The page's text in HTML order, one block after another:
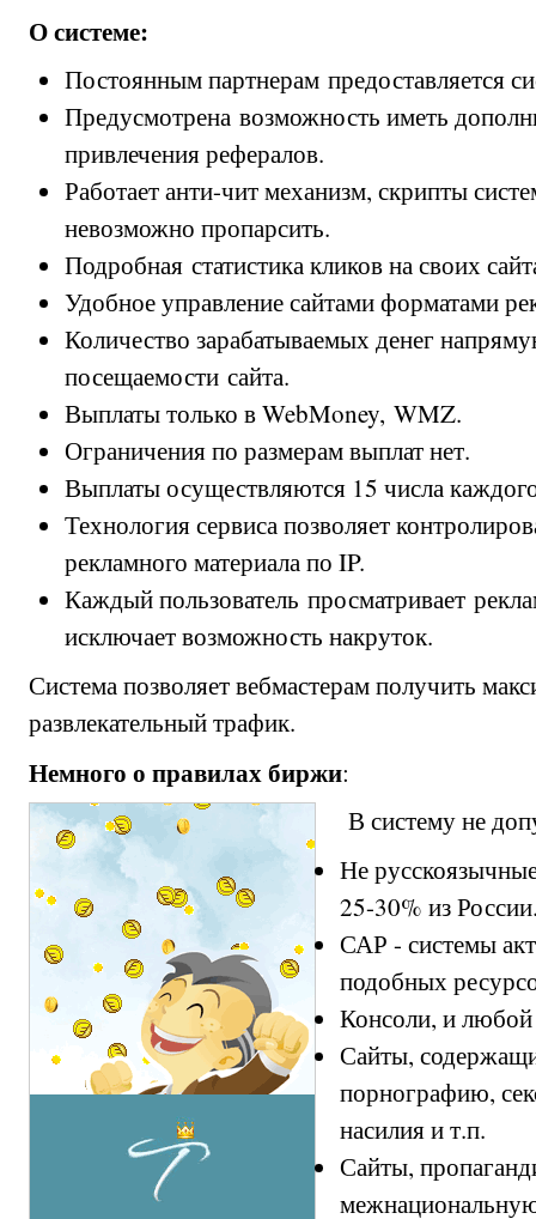
О системе:
Постоянным партнерам предоставляется
Предусмотрена возможность иметь
привлечения рефералов.
Работает анти-чит механизм, скрипты
невозможно пропарсить.
Подробная статистика кликов на своих
Удобное управление сайтами форматами
Количество зарабатываемых денег
посещаемости сайта.
Выплаты только в WebMoney, WMZ.
Ограничения по размерам выплат нет.
Выплаты осуществляются 15 числа
Технология сервиса позволяет
рекламного материала по IP.
Каждый пользователь просматривает
исключает возможность накруток.
Система позволяет вебмастерам получить
развлекательный трафик.
Немного о правилах биржи:
В систему не
Не
25-30% из
САР - системы
подобных
Консоли, и
Сайты,
порнографию,
насилия и т.п.
Сайты,